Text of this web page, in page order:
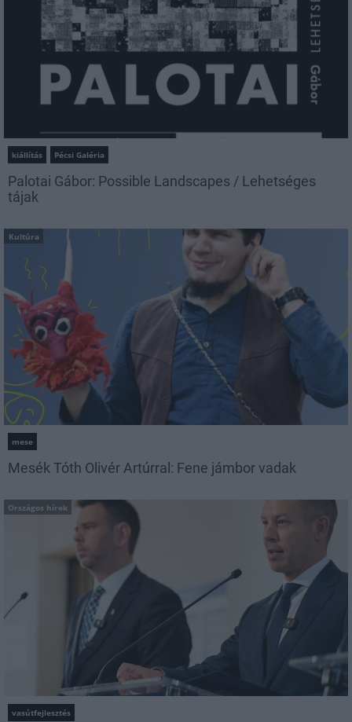
kiállítás Pécsi Galéria
Palotai Gábor: Possible Landscapes / Lehetséges
tájak
Kultúra
mese
Mesék Tóth Olivér Artúrral: Fene jámbor vadak
Országos hírek
vasútfejlesztés